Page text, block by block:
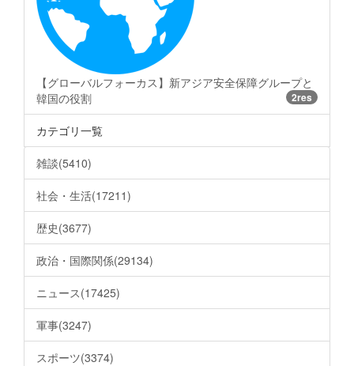
【グローバルフォーカス】新アジア安全保障グループと
韓国の役割
2res
カテゴリ一覧
雑談(5410)
社会・生活(17211)
歴史(3677)
政治・国際関係(29134)
ニュース(17425)
軍事(3247)
スポーツ(3374)